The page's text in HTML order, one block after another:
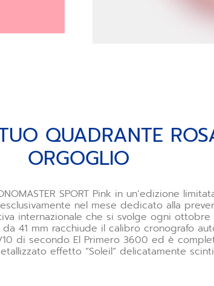
QUADRANTE
ORGOGLIO
SPORT Pink in un’edizione
nel mese dedicato alla
internazionale che si svolge ogni
da 41 mm racchiude il calibro cronografo
di secondo El Primero 3600 ed è
effetto “Soleil” delicatamente